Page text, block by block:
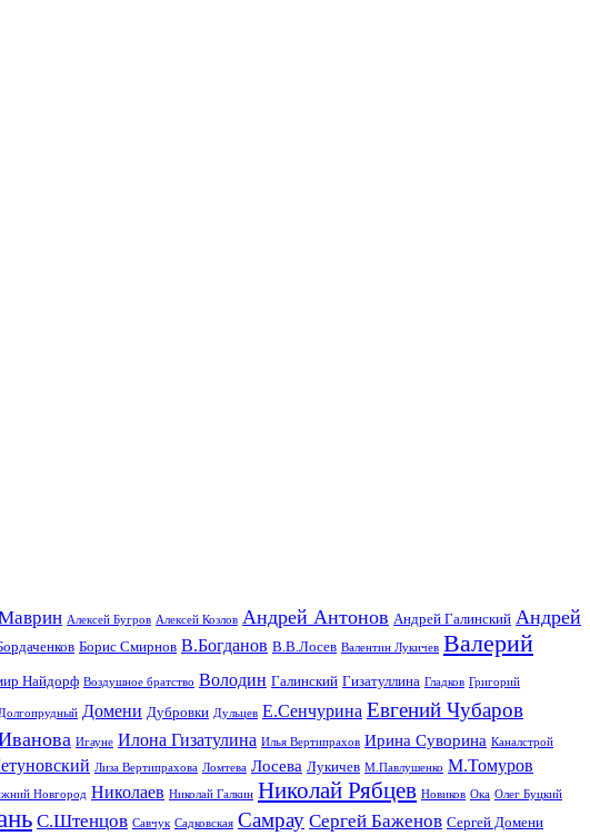
Алексей Бугров Алексей Козлов Андрей Антонов Андрей Галинский Андрей
Борис Смирнов В.Богданов В.В.Лосев Валентин Лукичев Валерий
Найдорф Воздушное братство Володин Галинский Гизатуллина Гладков Григорий
Долгопрудный Домени Дубровки Дульцев Е.Сенчурина Евгений Чубаров
Игауне Илона Гизатулина Илья Вертипрахов Ирина Суворина Каналстрой
Лиза Вертипрахова Ломтева Лосева Лукичев М.Павлушенко М.Томуров
Новгород Николаев Николай Галкин Николай Рябцев Новиков Ока Олег Буцкий
С.Штенцов Савчук Садковская Самрау Сергей Баженов Сергей Домени